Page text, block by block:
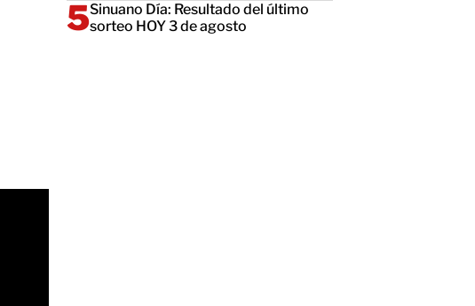
Sinuano Día: Resultado del último
sorteo HOY 3 de agosto